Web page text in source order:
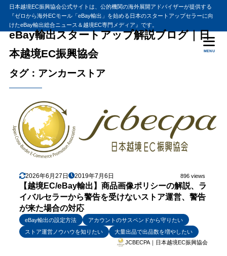
日本越境EC振興協会公式サイトは、公的機関の海外展開アドバイザーが提供する
『ゼロから海外ECモール「eBay輸出」を始める日本のスタートアップセラーに向
けたeBay輸出総合ニュース＆越境EC専門メディア』です。
eBay輸出スタートアップ解説ブログ｜日
本越境EC振興協会
MENU
タグ：アンカーストア
2026年6月27日 2019年7月6日 896 views
【越境EC/eBay輸出】商品画像ポリシーの解説、ラ
イバルセラーから警告を受けないストア運営、警告
が来た場合の対応
eBay輸出の設定方法
アカウントのサスペンドから守りたい
ストア運営ノウハウを知りたい
大量出品で出品数を増やしたい
JCBECPA｜日本越境EC振興協会